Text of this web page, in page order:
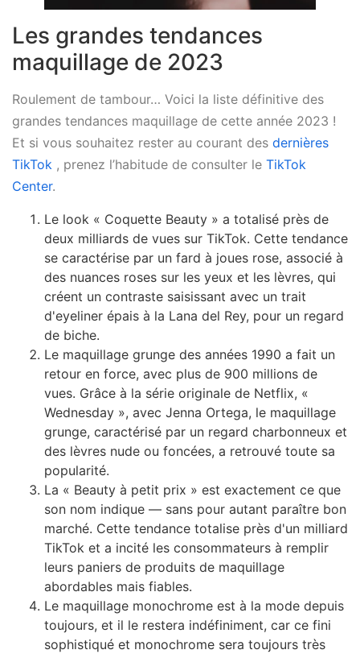
Les grandes tendances
maquillage de 2023
Roulement de tambour… Voici la liste définitive des
grandes tendances maquillage de cette année 2023 !
Et si vous souhaitez rester au courant des dernières
TikTok , prenez l’habitude de consulter le TikTok
Center.
Le look « Coquette Beauty » a totalisé près de
deux milliards de vues sur TikTok. Cette tendance
se caractérise par un fard à joues rose, associé à
des nuances roses sur les yeux et les lèvres, qui
créent un contraste saisissant avec un trait
d'eyeliner épais à la Lana del Rey, pour un regard
de biche.
Le maquillage grunge des années 1990 a fait un
retour en force, avec plus de 900 millions de
vues. Grâce à la série originale de Netflix, «
Wednesday », avec Jenna Ortega, le maquillage
grunge, caractérisé par un regard charbonneux et
des lèvres nude ou foncées, a retrouvé toute sa
popularité.
La « Beauty à petit prix » est exactement ce que
son nom indique — sans pour autant paraître bon
marché. Cette tendance totalise près d'un milliard
TikTok et a incité les consommateurs à remplir
leurs paniers de produits de maquillage
abordables mais fiables.
Le maquillage monochrome est à la mode depuis
toujours, et il le restera indéfiniment, car ce fini
sophistiqué et monochrome sera toujours très